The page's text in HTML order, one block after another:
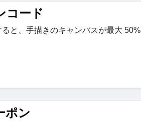
コード
と、手描きのキャンバスが最大 50%
ポン